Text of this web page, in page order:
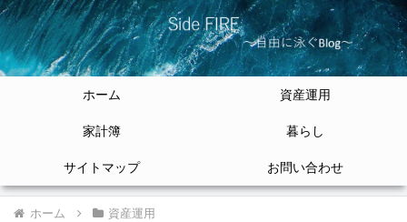
ホーム 資産運用
家計簿 暮らし
サイトマップ お問い合わせ
ホーム 資産運用